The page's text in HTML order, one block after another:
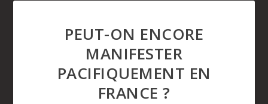
PEUT-ON ENCORE
MANIFESTER
PACIFIQUEMENT EN
FRANCE ?